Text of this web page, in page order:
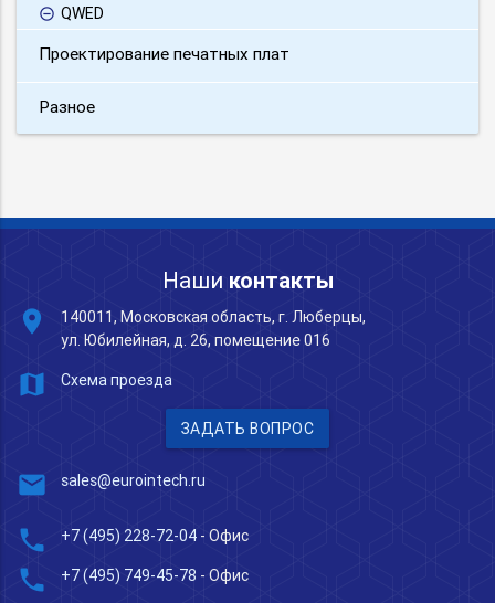
QWED
Проектирование печатных плат
Разное
Наши контакты
place
140011, Московская область, г. Люберцы,
ул. Юбилейная, д. 26, помещение 016
map Схема проезда
ЗАДАТЬ ВОПРОС
mail sales@eurointech.ru
phone +7 (495) 228-72-04 - Офис
phone +7 (495) 749-45-78 - Офис